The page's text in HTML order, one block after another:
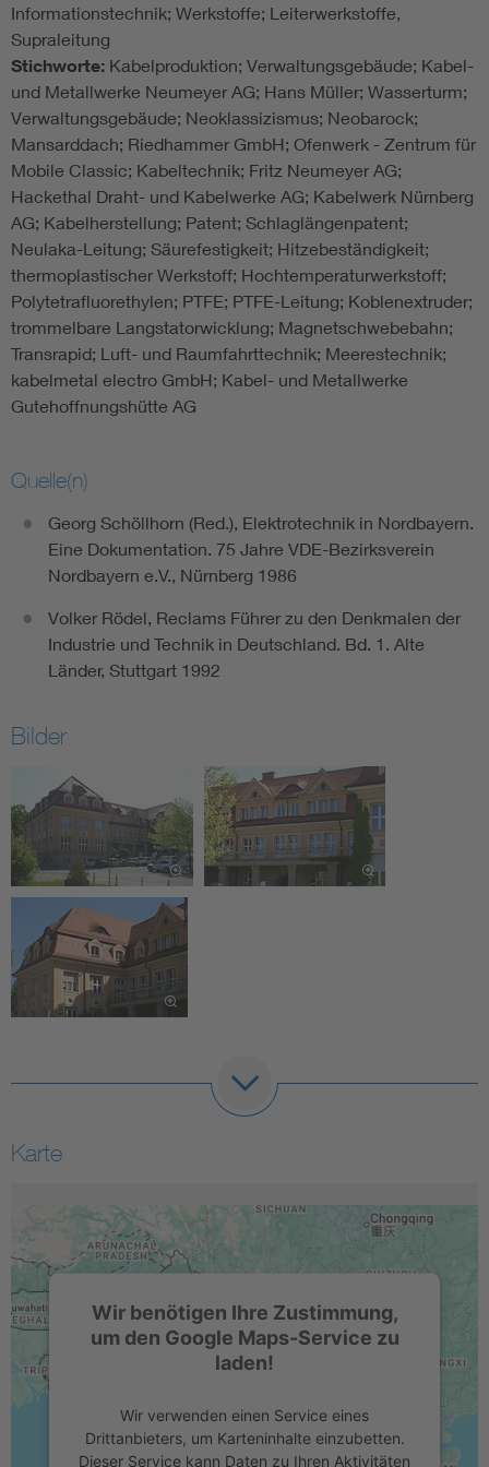
Informationstechnik; Werkstoffe; Leiterwerkstoffe,
Supraleitung
Stichworte: Kabelproduktion; Verwaltungsgebäude; Kabel-
und Metallwerke Neumeyer AG; Hans Müller; Wasserturm;
Verwaltungsgebäude; Neoklassizismus; Neobarock;
Mansarddach; Riedhammer GmbH; Ofenwerk - Zentrum für
Mobile Classic; Kabeltechnik; Fritz Neumeyer AG;
Hackethal Draht- und Kabelwerke AG; Kabelwerk Nürnberg
AG; Kabelherstellung; Patent; Schlaglängenpatent;
Neulaka-Leitung; Säurefestigkeit; Hitzebeständigkeit;
thermoplastischer Werkstoff; Hochtemperaturwerkstoff;
Polytetrafluorethylen; PTFE; PTFE-Leitung; Koblenextruder;
trommelbare Langstatorwicklung; Magnetschwebebahn;
Transrapid; Luft- und Raumfahrttechnik; Meerestechnik;
kabelmetal electro GmbH; Kabel- und Metallwerke
Gutehoffnungshütte AG
Quelle(n)
Georg Schöllhorn (Red.), Elektrotechnik in Nordbayern.
Eine Dokumentation. 75 Jahre VDE-Bezirksverein
Nordbayern e.V., Nürnberg 1986
Volker Rödel, Reclams Führer zu den Denkmalen der
Industrie und Technik in Deutschland. Bd. 1. Alte
Länder, Stuttgart 1992
Bilder
Karte
Wir benötigen Ihre Zustimmung,
um den Google Maps-Service zu
laden!
Wir verwenden einen Service eines
Drittanbieters, um Karteninhalte einzubetten.
Dieser Service kann Daten zu Ihren Aktivitäten